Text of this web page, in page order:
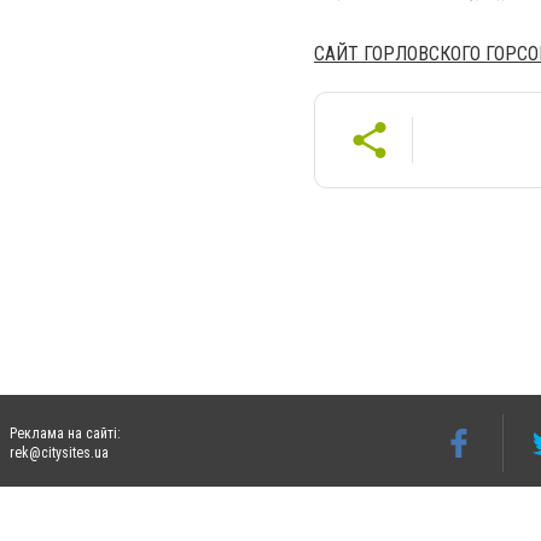
САЙТ ГОРЛОВСКОГО
Реклама на сайті:
rek@citysites.ua